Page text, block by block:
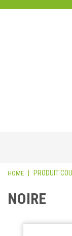
HOME PRODUIT
NOIRE